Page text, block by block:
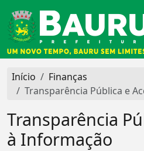
Início
Finanças
Transparência Pública e
Transparência
à Informação